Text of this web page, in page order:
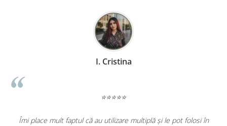
I. Cristina
⭐⭐⭐⭐⭐
Îmi place mult faptul că au utilizare multiplă și le pot folosi în